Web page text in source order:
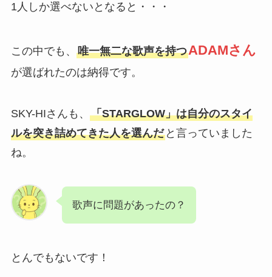
1人しか選べないとなると・・・
この中でも、 唯一無二な歌声を持つADAMさん
が選ばれたのは納得です。
SKY-HIさんも、 「STARGLOW」は自分のスタイ
ルを突き詰めてきた人を選んだと言っていました
ね。
歌声に問題があったの？
とんでもないです！